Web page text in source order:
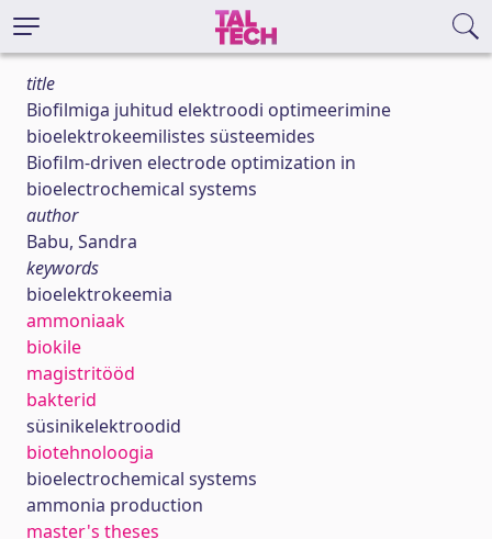
title
Biofilmiga juhitud elektroodi optimeerimine
bioelektrokeemilistes süsteemides
Biofilm-driven electrode optimization in
bioelectrochemical systems
author
Babu, Sandra
keywords
bioelektrokeemia
ammoniaak
biokile
magistritööd
bakterid
süsinikelektroodid
biotehnoloogia
bioelectrochemical systems
ammonia production
master's theses